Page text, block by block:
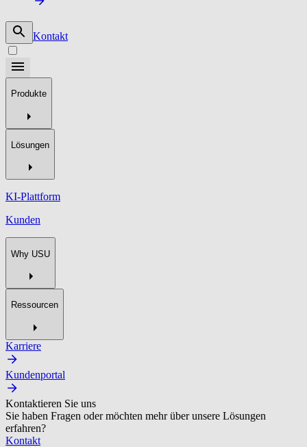
Kontakt
Produkte
Lösungen
KI-Plattform
Kunden
Why USU
Ressourcen
Karriere
Kundenportal
Kontaktieren Sie uns
Sie haben Fragen oder möchten mehr über unsere Lösungen
erfahren?
Kontakt